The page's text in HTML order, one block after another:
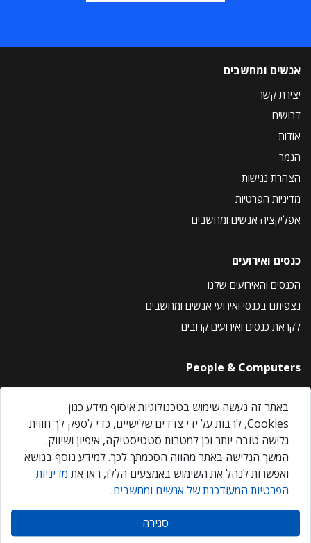
אנשים ומחשבים
יצירת קשר
דרושים
אודות
הנמר
הצהרת נגישות
מדיניות הפרטיות
אפליקציה אנשים ומחשבים
כנסים ואירועים
הכנסים והאירועים שלנו
נצפיתם בכנסי ואירועי אנשים ומחשבים
לקראת כנסים ואירועים קרובים
People & Computers
About Us
Privacy Policy
Contact Us
Our Events
אנשים ומחשבים © 2026 – כל הזכויות שמורות
באתר זה נעשה שימוש בטכנולוגיות איסוף מידע כגון
Cookies, לרבות על ידי צדדים שלישיים, כדי לספק לך חווית
גלישה טובה יותר וכן למטרות סטטיסטיקה, איפיון ושיווק.
המשך הגלישה באתר מהווה הסכמתך לכך. למידע נוסף בנושא
ואפשרות לנהל את השימוש באמצעים הללו, ראו את מדיניות
הפרטיות המעודכנת של אנשים ומחשבים.
סגירה